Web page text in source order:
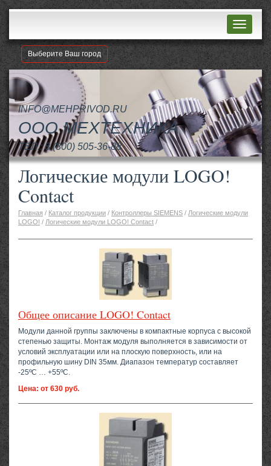
Выберите Ваш город
INFO@MEHPRIVOD.RU
ООО МЕХТЕХНИКА
ТЕЛ.:8 (800) 505-36-88
Логические модули LOGO!
Contact
Главная / Каталог продукции / Контроллеры SIEMENS / Логические модули
LOGO! / Логические модули LOGO! Contact /
Общее описание LOGO! Contact
Модули данной группы заключены в компактные корпуса с высокой
степенью защиты. Монтаж модуля выполняется в зависимости от
условий эксплуатации или на плоскую поверхность, или на
профильную шину DIN 35мм. Диапазон температур составляет
-25ºС … +55ºC.
Цена: от 630 руб.